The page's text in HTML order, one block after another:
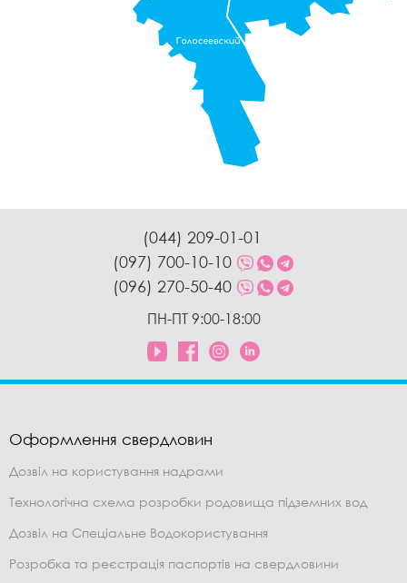
(044) 209-01-01
(097) 700-10-10
(096) 270-50-40
ПН-ПТ 9:00-18:00
Оформлення свердловин
Дозвіл на користування надрами
Технологічна схема розробки родовища підземних вод
Дозвіл на Спеціальне Водокористування
Розробка та реєстрація паспортів на свердловини